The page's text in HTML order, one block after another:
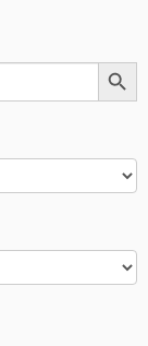
Search Button